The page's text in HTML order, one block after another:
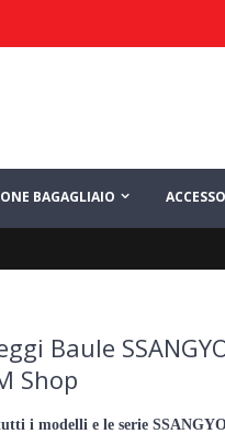
BAGAGLIAIO
Baule
Shop
i modelli e le serie